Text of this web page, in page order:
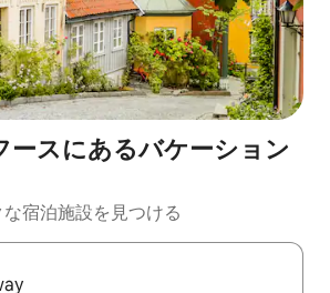
ースにあるバケーション
宿泊施設を見つける
たら、上下の矢印キーを使って移動するか